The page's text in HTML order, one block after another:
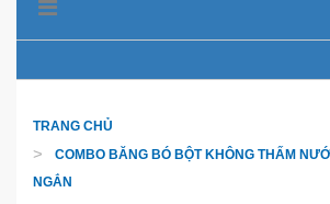
TRANG CHỦ
COMBO BĂNG BÓ BỘT KHÔNG THẤM
NGẮN